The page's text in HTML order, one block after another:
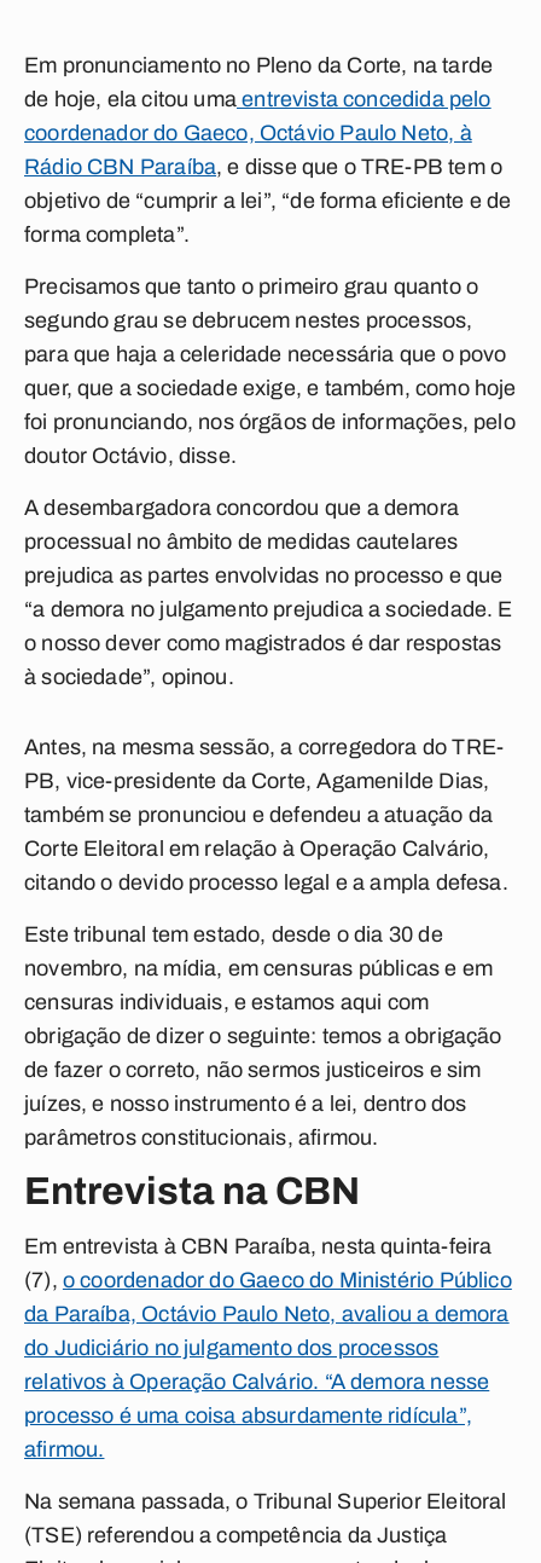
Em pronunciamento no Pleno da Corte, na tarde
de hoje, ela citou umaentrevista concedida pelo
coordenador do Gaeco, Octávio Paulo Neto, à
Rádio CBN Paraíba, e disse que o TRE-PB tem o
objetivo de “cumprir a lei”, “de forma eficiente e de
forma completa”.
Precisamos que tanto o primeiro grau quanto o
segundo grau se debrucem nestes processos,
para que haja a celeridade necessária que o povo
quer, que a sociedade exige, e também, como hoje
foi pronunciando, nos órgãos de informações, pelo
doutor Octávio, disse.
A desembargadora concordou que a demora
processual no âmbito de medidas cautelares
prejudica as partes envolvidas no processo e que
“a demora no julgamento prejudica a sociedade. E
o nosso dever como magistrados é dar respostas
à sociedade”, opinou.
Antes, na mesma sessão, a corregedora do TRE-
PB, vice-presidente da Corte, Agamenilde Dias,
também se pronunciou e defendeu a atuação da
Corte Eleitoral em relação à Operação Calvário,
citando o devido processo legal e a ampla defesa.
Este tribunal tem estado, desde o dia 30 de
novembro, na mídia, em censuras públicas e em
censuras individuais, e estamos aqui com
obrigação de dizer o seguinte: temos a obrigação
de fazer o correto, não sermos justiceiros e sim
juízes, e nosso instrumento é a lei, dentro dos
parâmetros constitucionais, afirmou.
Entrevista na CBN
Em entrevista à CBN Paraíba, nesta quinta-feira
(7), o coordenador do Gaeco do Ministério Público
da Paraíba, Octávio Paulo Neto, avaliou a demora
do Judiciário no julgamento dos processos
relativos à Operação Calvário. “A demora nesse
processo é uma coisa absurdamente ridícula”,
afirmou.
Na semana passada, o Tribunal Superior Eleitoral
(TSE) referendou a competência da Justiça